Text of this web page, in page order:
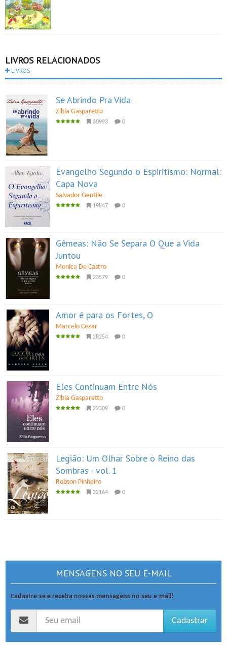
LIVROS RELACIONADOS
LIVROS
Se Abrindo Pra Vida
Zibia Gasparetto
30993 0
Evangelho Segundo o Espiritismo: Normal:
Capa Nova
Salvador Gentile
19847 0
Gêmeas: Não Se Separa O Que a Vida
Juntou
Monica De Castro
23579 0
Amor é para os Fortes, O
Marcelo Cezar
28254 0
Eles Continuam Entre Nós
Zibia Gasparetto
22309 0
Legião: Um Olhar Sobre o Reino das
Sombras - vol. 1
Robson Pinheiro
22164 0
MENSAGENS NO SEU E-MAIL
Cadastre-se e receba nossas mensagens no seu e-mail!
Cadastrar